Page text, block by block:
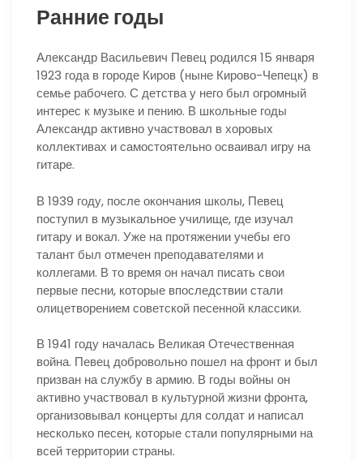
Ранние годы
Александр Васильевич Певец родился 15 января
1923 года в городе Киров (ныне Кирово-Чепецк) в
семье рабочего. С детства у него был огромный
интерес к музыке и пению. В школьные годы
Александр активно участвовал в хоровых
коллективах и самостоятельно осваивал игру на
гитаре.
В 1939 году, после окончания школы, Певец
поступил в музыкальное училище, где изучал
гитару и вокал. Уже на протяжении учебы его
талант был отмечен преподавателями и
коллегами. В то время он начал писать свои
первые песни, которые впоследствии стали
олицетворением советской песенной классики.
В 1941 году началась Великая Отечественная
война. Певец добровольно пошел на фронт и был
призван на службу в армию. В годы войны он
активно участвовал в культурной жизни фронта,
организовывал концерты для солдат и написал
несколько песен, которые стали популярными на
всей территории страны.